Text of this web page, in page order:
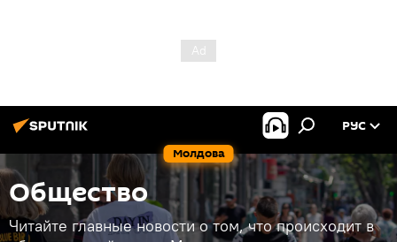
Молдова
РУС
Общество
Читайте главные новости о том, что происходит в